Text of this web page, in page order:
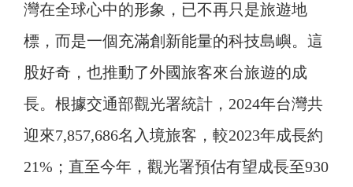
灣在全球心中的形象，已不再只是旅遊地
標，而是一個充滿創新能量的科技島嶼。這
股好奇，也推動了外國旅客來台旅遊的成
長。根據交通部觀光署統計，2024年台灣共
迎來7,857,686名入境旅客，較2023年成長約
21%；直至今年，觀光署預估有望成長至930